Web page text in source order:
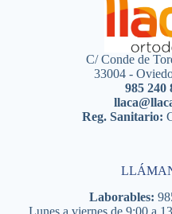
C/ Conde de
33004 -
985 240
Reg. Sanitario:
Laborables:
Lunes a viernes de 9:00 a